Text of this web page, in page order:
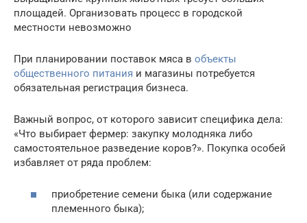
площадей. Организовать процесс в городской
местности невозможно
При планировании поставок мяса в объекты
общественного питания и магазины потребуется
обязательная регистрация бизнеса.
Важный вопрос, от которого зависит специфика дела:
«Что выбирает фермер: закупку молодняка либо
самостоятельное разведение коров?». Покупка особей
избавляет от ряда проблем:
приобретение семени быка (или содержание
племенного быка);